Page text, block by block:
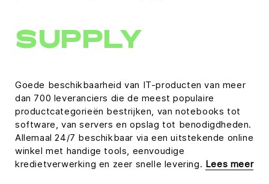
SUPPLY
Goede beschikbaarheid van IT-producten van meer
dan 700 leveranciers die de meest populaire
productcategorieën bestrijken, van notebooks tot
software, van servers en opslag tot benodigdheden.
Allemaal 24/7 beschikbaar via een uitstekende online
winkel met handige tools, eenvoudige
kredietverwerking en zeer snelle levering. Lees meer